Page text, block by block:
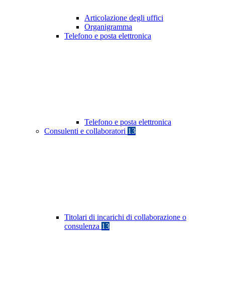
Articolazione degli uffici
Organigramma
Telefono e posta elettronica
Telefono e posta elettronica
Consulenti e collaboratori 13
Titolari di incarichi di collaborazione o
consulenza 13